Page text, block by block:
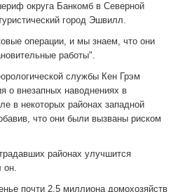
округа Банкомб в Северной
город Эшвилл.
операции, и мы знаем, что они
работы".
службы Кен Грэм
о внезапных наводнениях в
в некоторых районах западной
что они были вызваны риском
районах улучшится
он.
почти 2,5 миллиона домохозяйств